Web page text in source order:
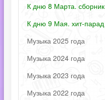
К дню 8 Марта. сборник
К дню 9 Мая. хит-парад
Музыка 2025 года
Музыка 2024 года
Музыка 2023 года
Музыка 2022 года